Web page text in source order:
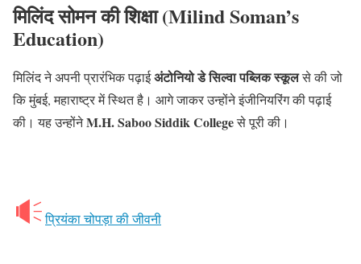
मिलिंद सोमन की शिक्षा(Milind Soman’s
Education)
मिलिंद ने अपनी प्रारंभिक पढ़ाईअंटोनियो डे सिल्वा पब्लिक स्कूलसे की जो
कि मुंबई, महाराष्ट्र में स्थित है। आगे जाकर उन्होंने इंजीनियरिंग की पढ़ाई
की। यह उन्होंनेM.H. Saboo Siddik Collegeसे पूरी की।
प्रियंका चोपड़ा की जीवनी